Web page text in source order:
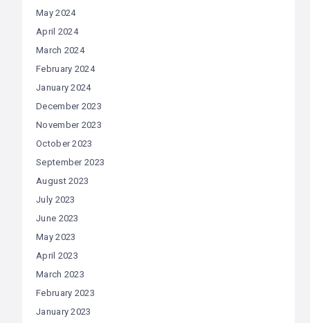
May 2024
April 2024
March 2024
February 2024
January 2024
December 2023
November 2023
October 2023
September 2023
August 2023
July 2023
June 2023
May 2023
April 2023
March 2023
February 2023
January 2023